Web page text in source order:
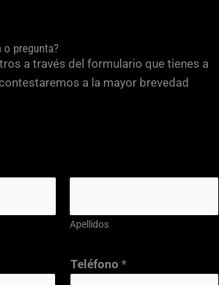
o pregunta?
a través del formulario que tienes a
a la mayor brevedad
Apellidos
Teléfono *